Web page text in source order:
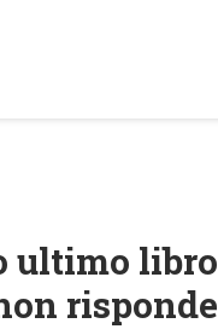
ultimo libro
risponde